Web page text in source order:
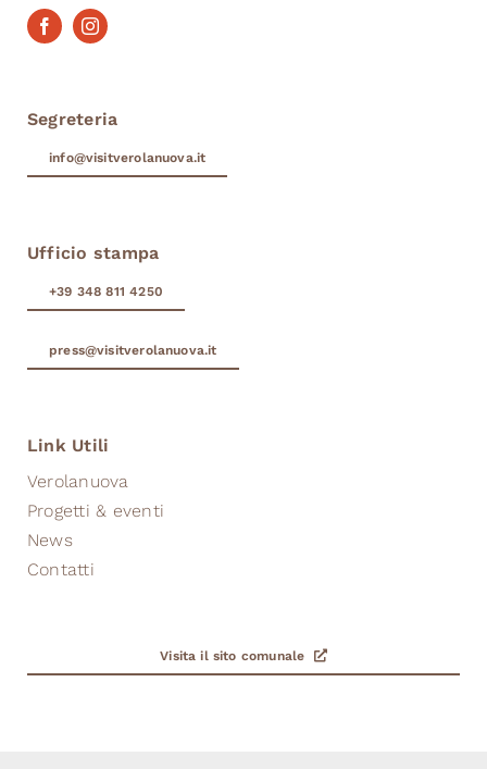
Segreteria
info@visitverolanuova.it
Ufficio stampa
+39 348 811 4250
press@visitverolanuova.it
Link Utili
Verolanuova
Progetti & eventi
News
Contatti
Visita il sito comunale